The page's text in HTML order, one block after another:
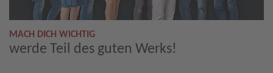
MACH DICH WICHTIG
werde Teil des guten Werks!